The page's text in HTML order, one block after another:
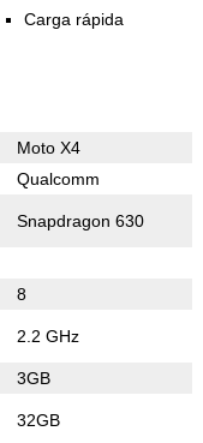
Carga rápida
Moto X4
Qualcomm
Snapdragon 630
8
2.2 GHz
3GB
32GB